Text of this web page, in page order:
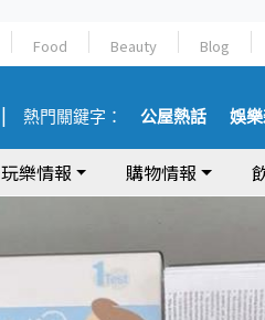
Food Beauty Blog
熱門關鍵字： 公屋熱話 娛樂
玩樂情報 購物情報